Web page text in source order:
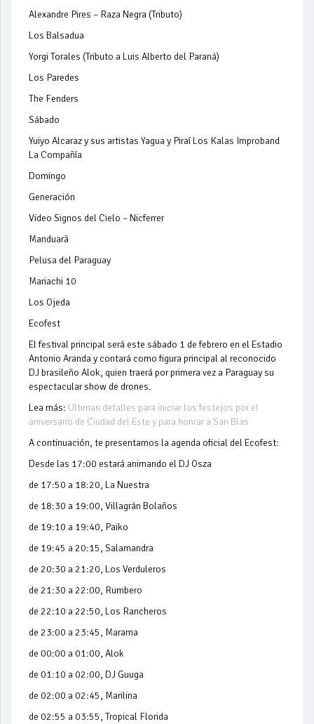
Alexandre Pires – Raza Negra (Tributo)
Los Balsadua
Yorgi Torales (Tributo a Luis Alberto del Paraná)
Los Paredes
The Fenders
Sábado
Yuiyo Alcaraz y sus artistas Yagua y Piraí Los Kalas Improband
La Compañía
Domingo
Generación
Video Signos del Cielo – Nicferrer
Manduarã
Pelusa del Paraguay
Mariachi 10
Los Ojeda
Ecofest
El festival principal será este sábado 1 de febrero en el Estadio
Antonio Aranda y contará como figura principal al reconocido
DJ brasileño Alok, quien traerá por primera vez a Paraguay su
espectacular show de drones.
Lea más: Ultiman detalles para iniciar los festejos por el
aniversario de Ciudad del Este y para honrar a San Blas
A continuación, te presentamos la agenda oficial del Ecofest:
Desde las 17:00 estará animando el DJ Osza
de 17:50 a 18:20, La Nuestra
de 18:30 a 19:00, Villagrán Bolaños
de 19:10 a 19:40, Paiko
de 19:45 a 20:15, Salamandra
de 20:30 a 21:20, Los Verduleros
de 21:30 a 22:00, Rumbero
de 22:10 a 22:50, Los Rancheros
de 23:00 a 23:45, Marama
de 00:00 a 01:00, Alok
de 01:10 a 02:00, DJ Guuga
de 02:00 a 02:45, Marilina
de 02:55 a 03:55, Tropical Florida